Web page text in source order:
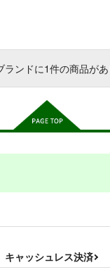
ランドに1件の商品が
キャッシュレス決済